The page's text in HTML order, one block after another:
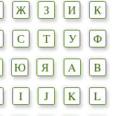
Ж З И
К
С Т У
Ф
Ю Я A
B
I J K
L